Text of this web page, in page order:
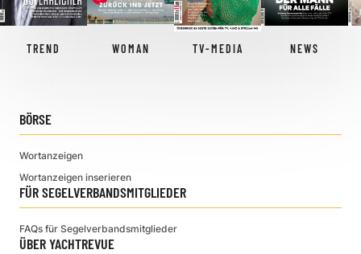
TREND WOMAN TV-MEDIA NEWS
BÖRSE
Wortanzeigen
Wortanzeigen inserieren
FÜR SEGELVERBANDSMITGLIEDER
FAQs für Segelverbandsmitglieder
ÜBER YACHTREVUE